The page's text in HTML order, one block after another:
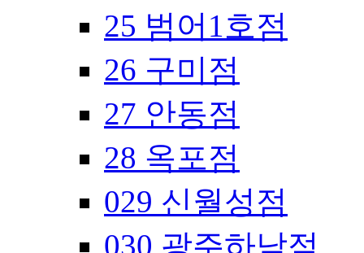
25 범어1호점
26 구미점
27 안동점
28 옥포점
029 신월성점
030 광주하남점